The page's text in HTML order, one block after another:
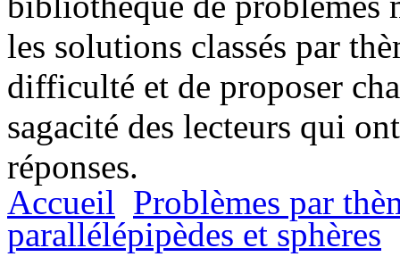
les solutions classés par
difficulté et de proposer
sagacité des lecteurs qui
réponses.
Accueil Problèmes par
parallélépipèdes et sphères